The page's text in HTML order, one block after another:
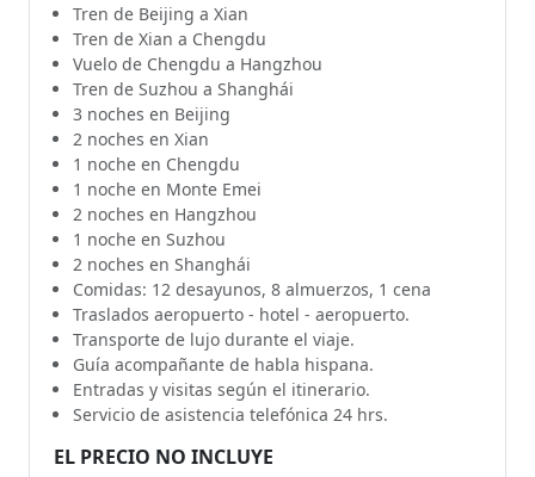
Tren de Beijing a Xian
Tren de Xian a Chengdu
Vuelo de Chengdu a Hangzhou
Tren de Suzhou a Shanghái
3 noches en Beijing
2 noches en Xian
1 noche en Chengdu
1 noche en Monte Emei
2 noches en Hangzhou
1 noche en Suzhou
2 noches en Shanghái
Comidas: 12 desayunos, 8 almuerzos, 1 cena
Traslados aeropuerto - hotel - aeropuerto.
Transporte de lujo durante el viaje.
Guía acompañante de habla hispana.
Entradas y visitas según el itinerario.
Servicio de asistencia telefónica 24 hrs.
EL PRECIO NO INCLUYE